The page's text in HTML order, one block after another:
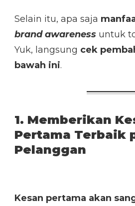
Selain itu, apa saja
brand awareness untuk
Yuk, langsung cek
bawah ini.
1. Memberikan
Pertama Terbaik
Pelanggan
Kesan pertama akan